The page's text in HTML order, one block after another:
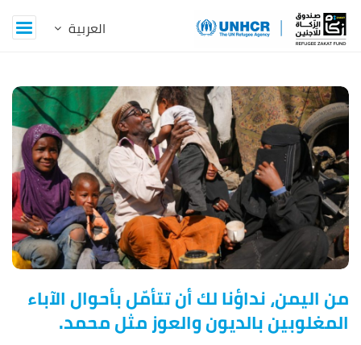
Z
a
k
a
t
B
l
o
من اليمن، نداؤنا لك أن تتأمّل بأحوال الآباء
المغلوبين بالديون والعوز مثل محمد.